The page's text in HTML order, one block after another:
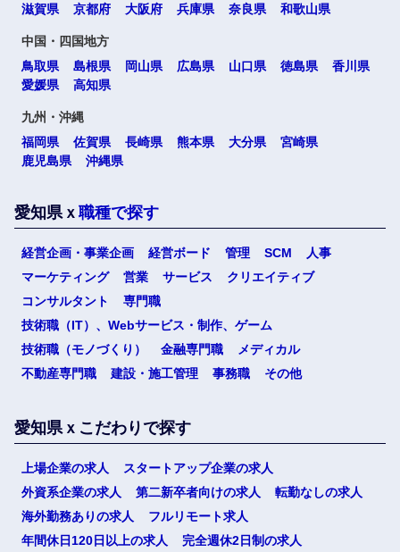
滋賀県
京都府 大阪府 兵庫県 奈良県 和歌山県
中国・四国地方
鳥取県
島根県 岡山県 広島県 山口県 徳島県
香川県
愛媛県
高知県
九州・沖縄
福岡県
佐賀県 長崎県 熊本県 大分県
宮崎県
鹿児島県
沖縄県
愛知県ｘ 職種で探す
経営企画・事業企画 経営ボード 管理 SCM
人事
マーケティング
営業 サービス
クリエイティブ
コンサルタント
専門職
技術職（IT）、Webサービス・制作、ゲーム
技術職（モノづくり）
金融専門職
メディカル
不動産専門職
建設・施工管理 事務職 その他
愛知県ｘこだわりで探す
上場企業の求人
スタートアップ企業の求人
外資系企業の求人
第二新卒者向けの求人
転勤なしの求人
海外勤務ありの求人
フルリモート求人
年間休日120日以上の求人
完全週休2日制の求人